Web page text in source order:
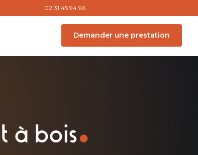
02 31 45 94 96
Demander une prestation
à bois.